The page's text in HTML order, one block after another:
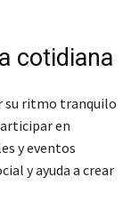
cotidiana
su ritmo tranquilo
en
y eventos
y ayuda a crear